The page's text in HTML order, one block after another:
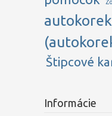
Štipcové
Informácie